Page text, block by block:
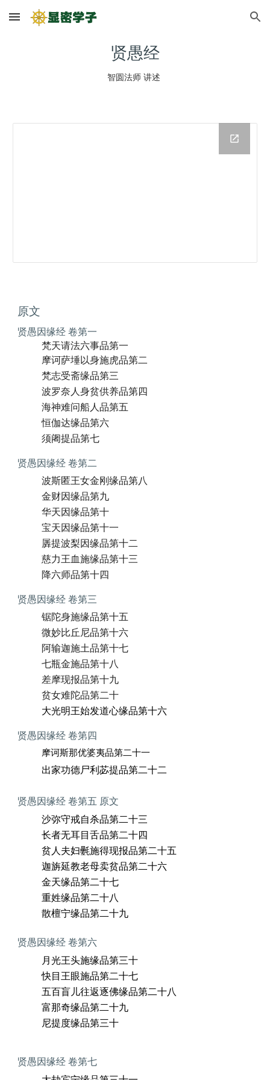
Skip to main content Skip to navigation
贤愚经
智圆法师 讲述
原文
贤愚因缘经 卷第一
梵天请法六事品第一
摩诃萨埵以身施虎品第二
梵志受斋缘品第三
波罗奈人身贫供养品第四
海神难问船人品第五
恒伽达缘品第六
须阇提品第七
贤愚因缘经 卷第二
波斯匿王女金刚缘品第八
金财因缘品第九
华天因缘品第十
宝天因缘品第十一
羼提波梨因缘品第十二
慈力王血施缘品第十三
降六师品第十四
贤愚因缘经 卷第三
锯陀身施缘品第十五
微妙比丘尼品第十六
阿输迦施土品第十七
七瓶金施品第十八
差摩现报品第十九
贫女难陀品第二十
大光明王始发道心缘品第十六
贤愚因缘经 卷第四
摩诃斯那优婆夷品第二十一
出家功德尸利苾提品第二十二
贤愚因缘经 卷第五 原文
沙弥守戒自杀品第二十三
长者无耳目舌品第二十四
贫人夫妇氎施得现报品第二十五
迦旃延教老母卖贫品第二十六
金天缘品第二十七
重姓缘品第二十八
散檀宁缘品第二十九
贤愚因缘经 卷第六
月光王头施缘品第三十
快目王眼施品第二十七
五百盲儿往返逐佛缘品第二十八
富那奇缘品第二十九
尼提度缘品第三十
贤愚因缘经 卷第七